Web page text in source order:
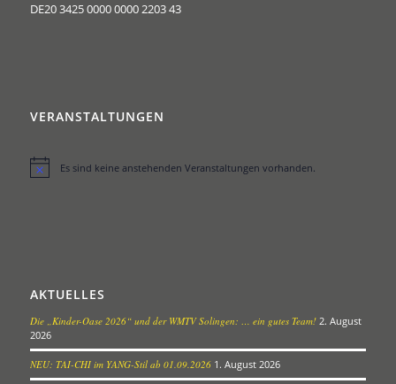
DE20 3425 0000 0000 2203 43
VERANSTALTUNGEN
HinweisEs sind keine anstehenden Veranstaltungen vorhanden.
AKTUELLES
Die „Kinder-Oase 2026“ und der WMTV Solingen: … ein gutes Team! 2. August
2026
NEU: TAI-CHI im YANG-Stil ab 01.09.2026 1. August 2026